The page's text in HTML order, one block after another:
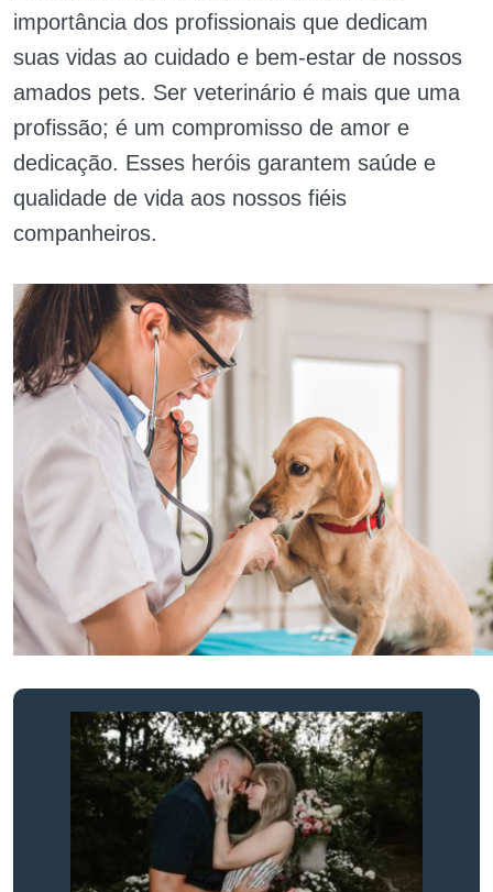
importância dos profissionais que dedicam
suas vidas ao cuidado e bem-estar de nossos
amados pets. Ser veterinário é mais que uma
profissão; é um compromisso de amor e
dedicação. Esses heróis garantem saúde e
qualidade de vida aos nossos fiéis
companheiros.